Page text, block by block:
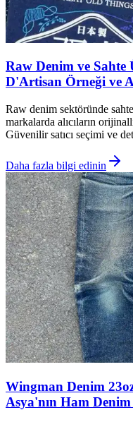
Raw Denim ve Sahte
D'Artisan Örneği ve
Raw denim sektöründe
markalarda alıcıların
Güvenilir satıcı seçimi ve
Daha fazla bilgi edinin
Wingman Denim
Asya'nın Ham Denim